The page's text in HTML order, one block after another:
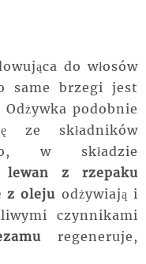
do włosów
same brzegi jest
podobnie
ze składników
w składzie
lewan z rzepaku
z oleju odżywiają i
czynnikami
regeneruje,